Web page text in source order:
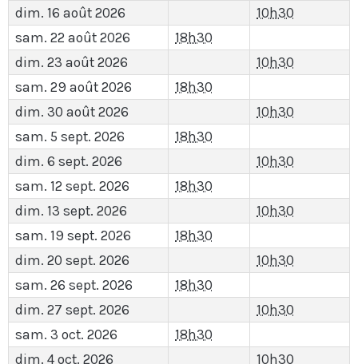
dim. 16 août 2026
10h30
sam. 22 août 2026
18h30
dim. 23 août 2026
10h30
sam. 29 août 2026
18h30
dim. 30 août 2026
10h30
sam. 5 sept. 2026
18h30
dim. 6 sept. 2026
10h30
sam. 12 sept. 2026
18h30
dim. 13 sept. 2026
10h30
sam. 19 sept. 2026
18h30
dim. 20 sept. 2026
10h30
sam. 26 sept. 2026
18h30
dim. 27 sept. 2026
10h30
sam. 3 oct. 2026
18h30
dim. 4 oct. 2026
10h30